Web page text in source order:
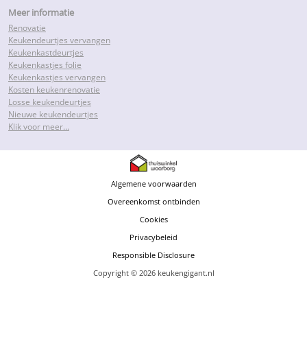
Meer informatie
Renovatie
Keukendeurtjes vervangen
Keukenkastdeurtjes
Keukenkastjes folie
Keukenkastjes vervangen
Kosten keukenrenovatie
Losse keukendeurtjes
Nieuwe keukendeurtjes
Klik voor meer…
Algemene voorwaarden
Overeenkomst ontbinden
Cookies
Privacybeleid
Responsible Disclosure
Copyright © 2026 keukengigant.nl